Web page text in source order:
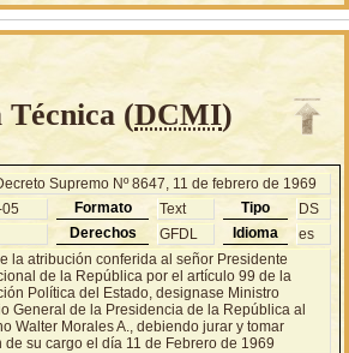
Técnica (DCMI)
Supremo Nº 8647, 11 de febrero de 1969
Formato Text Tipo
DS
Derechos GFDL Idioma es
la atribución conferida al señor Presidente
de la República por el artículo 99 de la
Política del Estado, designase Ministro
General de la Presidencia de la República al
Walter Morales A., debiendo jurar y tomar
de su cargo el día 11 de Febrero de 1969